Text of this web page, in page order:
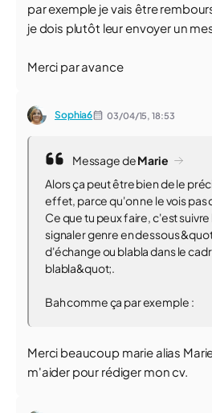
par exemple je vais être
je dois plutôt leur envoyer un
Merci par avance
Sophia6 03/04/15,18:53
Message deMarie
Alors ça peut être bien de le
effet, parce qu'on ne le vois pas
Ce que tu peux faire, c'est
signaler genre en dessous
d'échange ou blabla dans le
blabla&quot;.
Bah comme ça par exemple :
Merci beaucoup marie alias
m'aider pour rédiger mon cv.